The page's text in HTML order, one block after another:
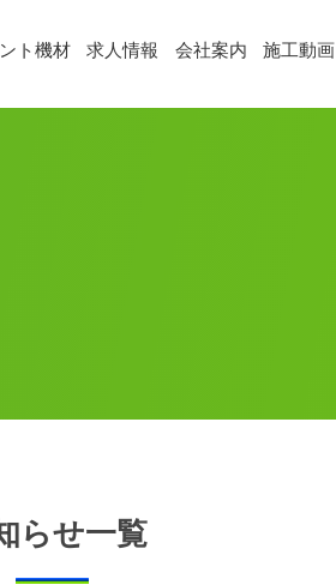
ト機材 求人情報 会社案内 施工動画
らせ一覧